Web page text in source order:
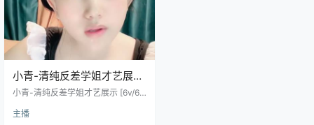
小青-清纯反差学姐才艺展示
[6v/6.45G]
小青-清纯反差学姐才艺展示 [6v/6.
主播